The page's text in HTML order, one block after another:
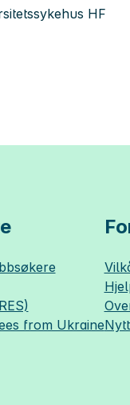
HF
from Ukraine